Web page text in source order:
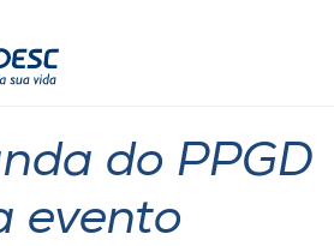
do PPGD
evento